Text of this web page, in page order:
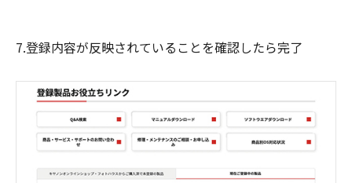
7.登録内容が反映されていることを確認したら完了